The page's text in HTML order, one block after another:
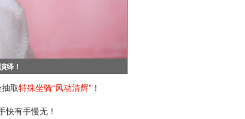
绎！
取特殊坐骑“风动清辉” ！
快有手慢无！